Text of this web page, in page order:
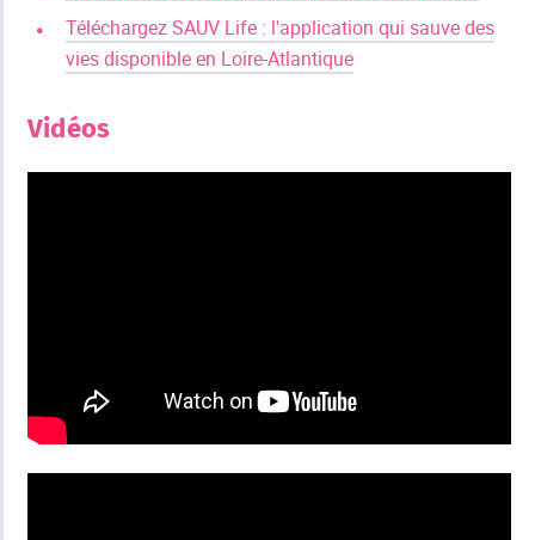
Téléchargez SAUV Life : l'application qui sauve des
vies disponible en Loire-Atlantique
Vidéos